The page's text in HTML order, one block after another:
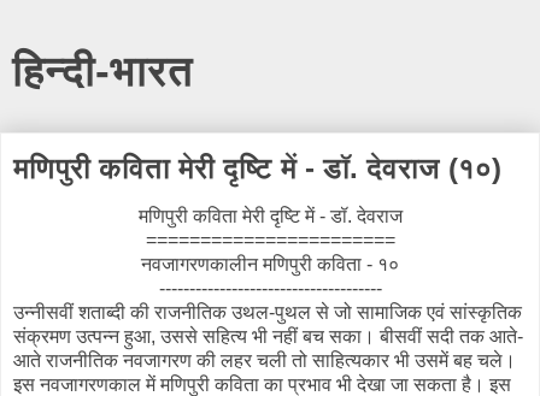
हिन्दी-भारत
मणिपुरी कविता मेरी दृष्टि में - डॉ. देवराज (१०)
मणिपुरी कविता मेरी दृष्टि में - डॉ. देवराज
=======================
नवजागरणकालीन मणिपुरी कविता - १०
-------------------------------------
उन्नीसवीं शताब्दी की राजनीतिक उथल-पुथल से जो सामाजिक एवं सांस्कृतिक
संक्रमण उत्पन्न हुआ, उससे सहित्य भी नहीं बच सका। बीसवीं सदी तक आते-
आते राजनीतिक नवजागरण की लहर चली तो साहित्यकार भी उसमें बह चले।
इस नवजागरणकाल में मणिपुरी कविता का प्रभाव भी देखा जा सकता है। इस